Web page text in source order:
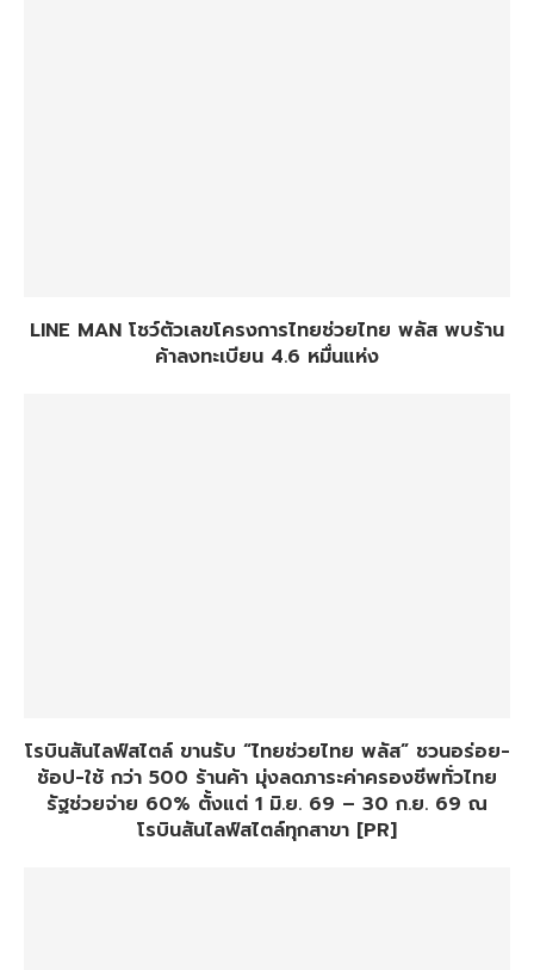
LINE MAN โชว์ตัวเลขโครงการไทยช่วยไทย พลัส พบร้าน
ค้าลงทะเบียน 4.6 หมื่นแห่ง
โรบินสันไลฟ์สไตล์ ขานรับ “ไทยช่วยไทย พลัส” ชวนอร่อย-
ช้อป-ใช้ กว่า 500 ร้านค้า มุ่งลดภาระค่าครองชีพทั่วไทย
รัฐช่วยจ่าย 60% ตั้งแต่ 1 มิ.ย. 69 – 30 ก.ย. 69 ณ
โรบินสันไลฟ์สไตล์ทุกสาขา [PR]